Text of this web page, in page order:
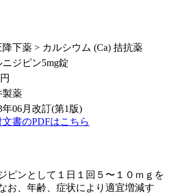
降下薬 > カルシウム (Ca) 拮抗薬
ニジピン5mg錠
円
製薬
年06月改訂(第1版)
文書のPDFはこちら
ピンとして１日１回５〜１０ｍｇを
お、年齢、症状により適宜増減す